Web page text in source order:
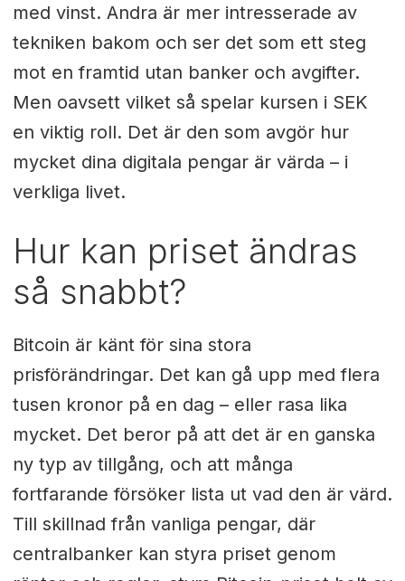
med vinst. Andra är mer intresserade av
tekniken bakom och ser det som ett steg
mot en framtid utan banker och avgifter.
Men oavsett vilket så spelar kursen i SEK
en viktig roll. Det är den som avgör hur
mycket dina digitala pengar är värda – i
verkliga livet.
Hur kan priset ändras
så snabbt?
Bitcoin är känt för sina stora
prisförändringar. Det kan gå upp med flera
tusen kronor på en dag – eller rasa lika
mycket. Det beror på att det är en ganska
ny typ av tillgång, och att många
fortfarande försöker lista ut vad den är värd.
Till skillnad från vanliga pengar, där
centralbanker kan styra priset genom